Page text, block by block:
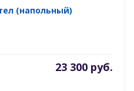
(напольный)
23 300 руб.